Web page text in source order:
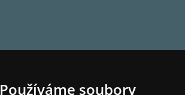
Používáme soubory